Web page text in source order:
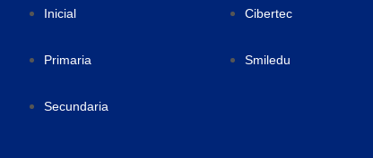
Inicial
Primaria
Secundaria
Cibertec
Smiledu